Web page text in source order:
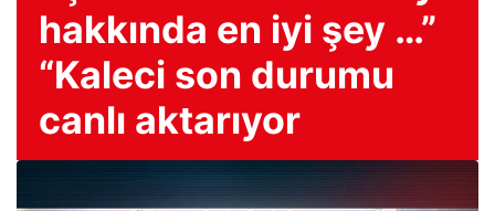
hakkında en iyi şey …”
“Kaleci son durumu
canlı aktarıyor